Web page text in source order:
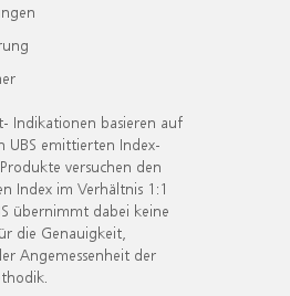
Indikationen basieren auf
UBS emittierten Index-
versuchen den
Index im Verhältnis 1:1
übernimmt dabei keine
die Genauigkeit,
Angemessenheit der